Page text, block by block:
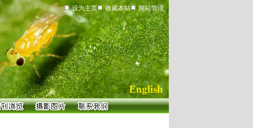
设为主页 收藏本站 网站管理
English